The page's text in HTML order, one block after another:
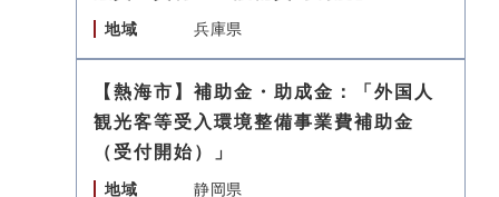
地域 兵庫県
【熱海市】補助金・助成金：「外国人
観光客等受入環境整備事業費補助金
（受付開始）」
地域 静岡県